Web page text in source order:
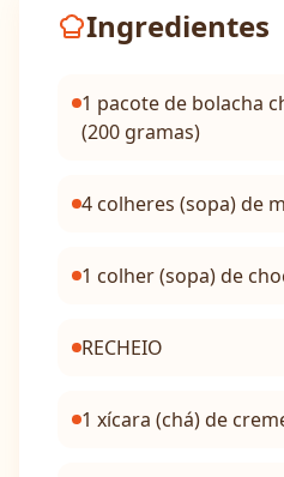
Ingredientes
1 pacote de bolacha
(200 gramas)
4 colheres (sopa) de
1 colher (sopa) de
RECHEIO
1 xícara (chá) de